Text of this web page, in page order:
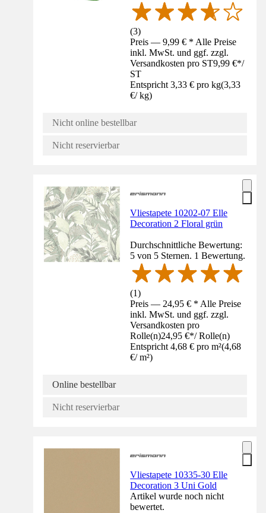
(3)
Preis — 9,99 € * Alle Preise
inkl. MwSt. und ggf. zzgl.
Versandkosten pro ST9,99 €*/
ST
Entspricht 3,33 € pro kg(3,33
€/ kg)
Nicht online bestellbar
Nicht reservierbar
Vliestapete 10202-07 Elle
Decoration 2 Floral grün
Durchschnittliche Bewertung:
5 von 5 Sternen. 1 Bewertung.
(1)
Preis — 24,95 € * Alle Preise
inkl. MwSt. und ggf. zzgl.
Versandkosten pro
Rolle(n)24,95 €*/ Rolle(n)
Entspricht 4,68 € pro m²(4,68
€/ m²)
Online bestellbar
Nicht reservierbar
Vliestapete 10335-30 Elle
Decoration 3 Uni Gold
Artikel wurde noch nicht
bewertet.